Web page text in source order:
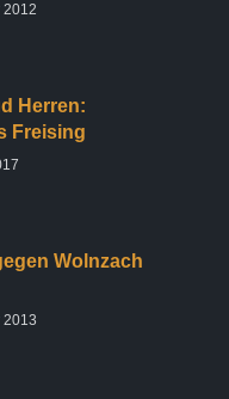
2012
Herren:
Freising
Wolnzach
2013